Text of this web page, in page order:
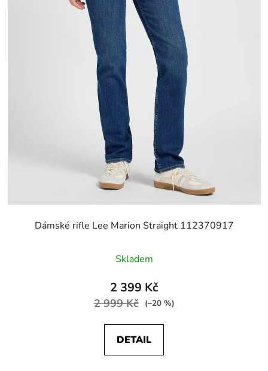
Dámské rifle Lee Marion Straight 112370917
Skladem
2 399 Kč
2 999 Kč (–20 %)
DETAIL